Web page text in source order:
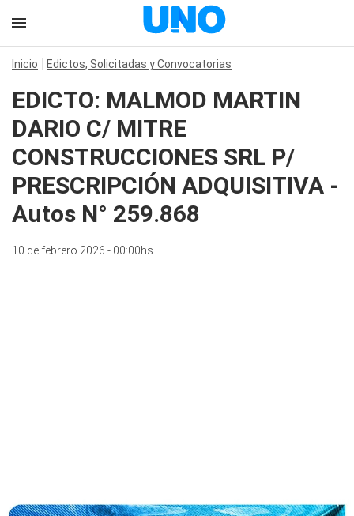
Inicio Edictos, Solicitadas y Convocatorias
EDICTO: MALMOD MARTIN
DARIO C/ MITRE
CONSTRUCCIONES SRL P/
PRESCRIPCIÓN ADQUISITIVA -
Autos N° 259.868
10 de febrero 2026 - 00:00hs